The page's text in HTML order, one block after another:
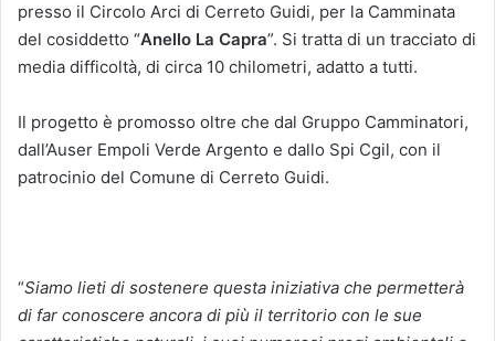
presso il Circolo Arci di Cerreto Guidi, per la Camminata
del cosiddetto “Anello La Capra”. Si tratta di un tracciato di
media difficoltà, di circa 10 chilometri, adatto a tutti.
Il progetto è promosso oltre che dal Gruppo Camminatori,
dall’Auser Empoli Verde Argento e dallo Spi Cgil, con il
patrocinio del Comune di Cerreto Guidi.
“Siamo lieti di sostenere questa iniziativa che permetterà
di far conoscere ancora di più il territorio con le sue